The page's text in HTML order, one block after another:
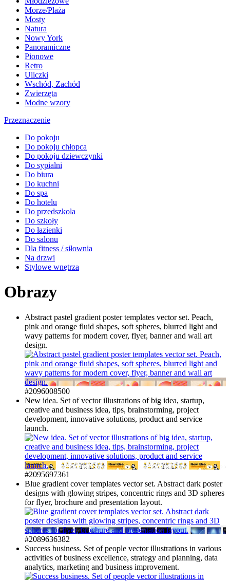
Morze/Plaża
Mosty
Natura
Nowy York
Panoramiczne
Pionowe
Retro
Uliczki
Wschód, Zachód
Zwierzęta
Modne wzory
Przeznaczenie
Do pokoju
Do pokoju chłopca
Do pokoju dziewczynki
Do sypialni
Do biura
Do kuchni
Do spa
Do hotelu
Do przedszkola
Do szkoły
Do łazienki
Do salonu
Dla fitness / siłownia
Na drzwi
Stylowe wnętrza
Obrazy
Abstract pastel gradient poster templates vector set. Peach,
pink and orange fluid shapes, soft spheres, blurred light and
wavy patterns for modern cover, flyer, banner and wall art
design.
#2096008500
New idea. Set of vector illustrations of big idea, startup,
creative and business idea, tips, brainstorming, project
development, innovative solutions, product and service
launch.
#2095697361
Blue gradient cover templates vector set. Abstract dark poster
designs with glowing stripes, concentric rings and 3D spheres
for flyer, brochure and presentation layout.
#2089636382
Success business. Set of people vector illustrations in various
activities of business excellence, strategy and planning, data
analytics, marketing and business improvement.